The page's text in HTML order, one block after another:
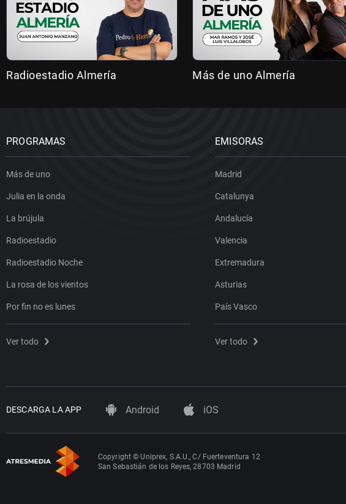
Radioestadio Almería Más de uno Almería
PROGRAMAS
Más de uno
Julia en la onda
La brújula
Radioestadio
Radioestadio Noche
La rosa de los vientos
Por fin no es lunes
Ver todo
EMISORAS
Madrid
Catalunya
Andalucía
Valencia
Extremadura
Asturias
País Vasco
Ver todo
DESCARGA LA APP Android iOS
Copyright © Uniprex, S.A.U., C/ Fuerteventura 12
San Sebastián de los Reyes, 28703 Madrid